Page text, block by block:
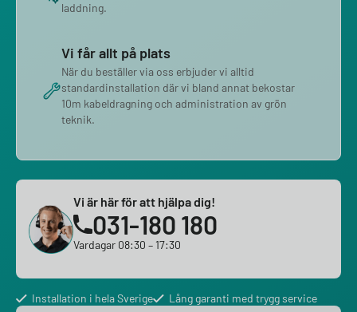
laddning.
Vi får allt på plats
När du beställer via oss erbjuder vi alltid
standardinstallation där vi bland annat bekostar
10m kabeldragning och administration av grön
teknik.
Vi är här för att hjälpa dig!
031-180 180
Vardagar 08:30 – 17:30
Installation i hela Sverige Lång garanti med trygg service